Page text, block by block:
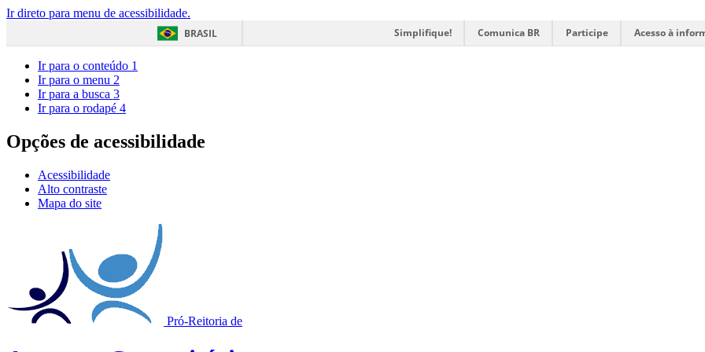
Ir direto para menu de acessibilidade.
BRASIL
Simplifique! Comunica BR Participe Acesso à
Ir para o conteúdo 1
Ir para o menu 2
Ir para a busca 3
Ir para o rodapé 4
Opções de acessibilidade
Acessibilidade
Alto contraste
Mapa do site
Pró-Reitoria de